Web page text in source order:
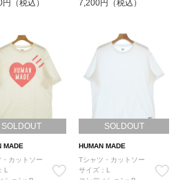
（税込） 7,200円（税込）
SOLDOUT
MADE
カットソー
L
SOLDOUT
HUMAN MADE
Tシャツ・カットソー
サイズ：L